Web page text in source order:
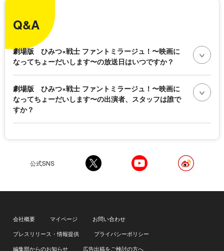
Q&A
劇場版 ひみつ×戦士 ファントミラージュ！〜映画に
なってちょーだいします〜の放送日はいつですか？
劇場版 ひみつ×戦士 ファントミラージュ！〜映画に
なってちょーだいします〜の出演者、スタッフは誰で
すか？
公式SNS
会社概要 マイページ
お問い合わせ
プレスリリース・情報提供
プライバシーポリシー
編集部からのお知らせ
広告出稿をご検討の方へ